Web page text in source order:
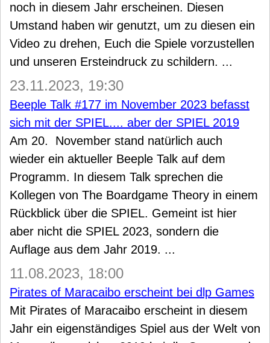
noch in diesem Jahr erscheinen. Diesen
Umstand haben wir genutzt, um zu diesen ein
Video zu drehen, Euch die Spiele vorzustellen
und unseren Ersteindruck zu schildern. ...
23.11.2023, 19:30
Beeple Talk #177 im November 2023 befasst
sich mit der SPIEL.... aber der SPIEL 2019
Am 20. November stand natürlich auch
wieder ein aktueller Beeple Talk auf dem
Programm. In diesem Talk sprechen die
Kollegen von The Boardgame Theory in einem
Rückblick über die SPIEL. Gemeint ist hier
aber nicht die SPIEL 2023, sondern die
Auflage aus dem Jahr 2019. ...
11.08.2023, 18:00
Pirates of Maracaibo erscheint bei dlp Games
Mit Pirates of Maracaibo erscheint in diesem
Jahr ein eigenständiges Spiel aus der Welt von